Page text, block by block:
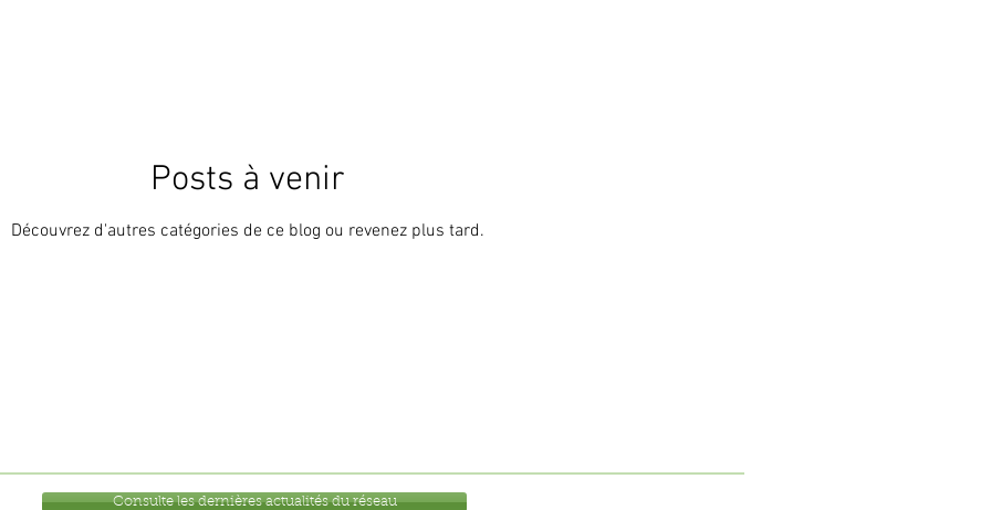
Posts à venir
Découvrez d'autres catégories de ce blog ou revenez plus tard.
Fax : 01 23 45 67 89
Consulte les dernières actualités du réseau